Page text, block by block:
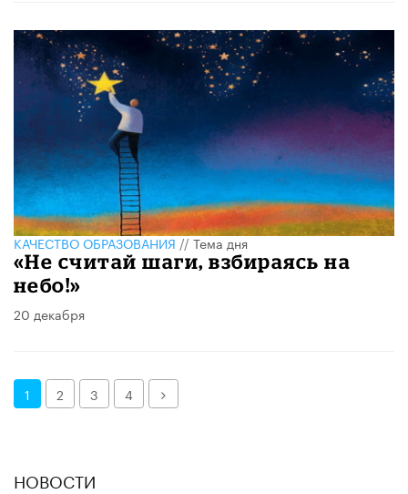
КАЧЕСТВО ОБРАЗОВАНИЯ//Тема дня
«Не считай шаги, взбираясь на
небо!»
20 декабря
1 2 3 4 Далее
НОВОСТИ